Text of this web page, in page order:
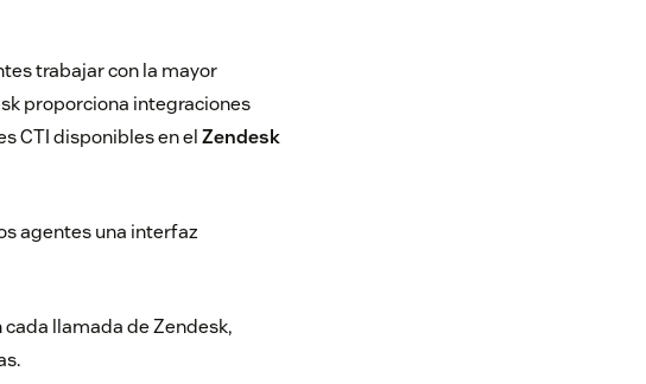
trabajar con la mayor
proporciona integraciones
CTI disponibles en elZendesk
agentes una interfaz
llamada de Zendesk,